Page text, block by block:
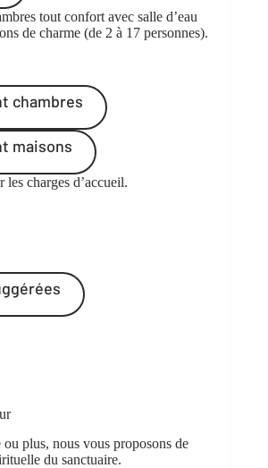
tout confort avec salle d’eau
de charme (de 2 à 17 personnes).
chambres
maisons
charges d’accueil.
plus, nous vous proposons de
du sanctuaire.